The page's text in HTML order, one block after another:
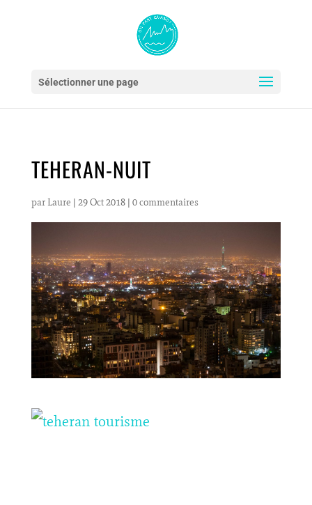
Sélectionner une page
TEHERAN-NUIT
par Laure | 29 Oct 2018| 0 commentaires